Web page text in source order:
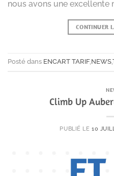
nous avons une excellente
CONTINUER
Posté dans ENCART TARIF, NEWS
Climb Up
PUBLIÉ LE10